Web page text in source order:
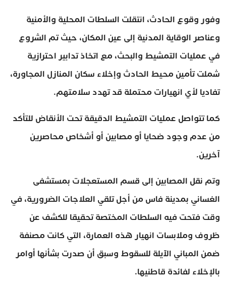
وفور وقوع الحادث، انتقلت السلطات المحلية والأمنية
وعناصر الوقاية المدنية إلى عين المكان، حيث تم الشروع
في عمليات التمشيط والبحث، مع اتخاذ تدابير احترازية
شملت تأمين محيط الحادث وإخلاء سكان المنازل المجاورة،
تفاديا لأي انهيارات محتملة قد تهدد سلامتهم.
كما تتواصل عمليات التمشيط الدقيقة تحت الأنقاض للتأكد
من عدم وجود ضحايا أو مصابين أو أشخاص محاصرين
آخرين.
وتم نقل المصابين إلى قسم المستعجلات بمستشفى
الغساني بمدينة فاس من أجل تلقي العلاجات الضرورية، في
وقت فتحت فيه السلطات المختصة تحقيقا للكشف عن
ظروف وملابسات انهيار هذه العمارة، التي كانت مصنفة
ضمن المباني الآيلة للسقوط وسبق أن صدرت بشأنها أوامر
بالإخلاء لفائدة قاطنيها.